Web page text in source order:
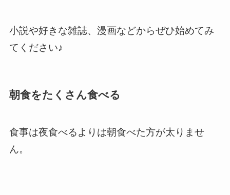
小説や好きな雑誌、漫画などからぜひ始めてみ
てください♪
朝食をたくさん食べる
食事は夜食べるよりは朝食べた方が太りませ
ん。